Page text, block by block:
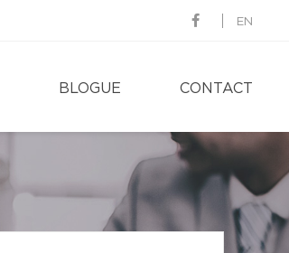
EN
BLOGUE CONTACT